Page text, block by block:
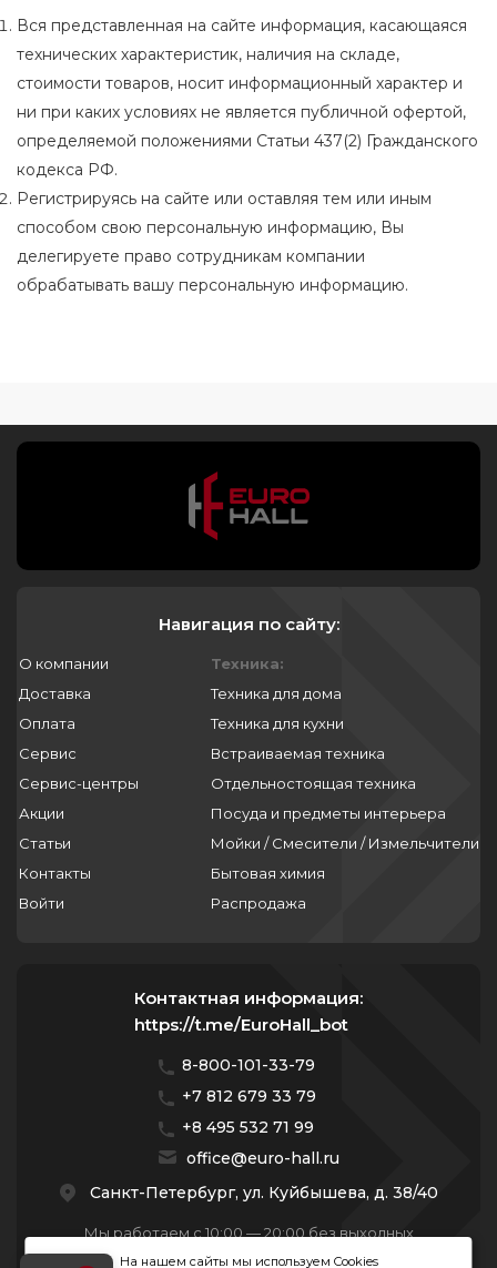
Вся представленная на сайте информация, касающаяся
технических характеристик, наличия на складе,
стоимости товаров, носит информационный характер и
ни при каких условиях не является публичной офертой,
определяемой положениями Статьи 437(2) Гражданского
кодекса РФ.
Регистрируясь на сайте или оставляя тем или иным
способом свою персональную информацию, Вы
делегируете право сотрудникам компании
обрабатывать вашу персональную информацию.
Навигация по сайту:
О компании
Доставка
Оплата
Сервис
Сервис-центры
Акции
Статьи
Контакты
Войти
Техника:
Техника для дома
Техника для кухни
Встраиваемая техника
Отдельностоящая техника
Посуда и предметы интерьера
Мойки / Смесители / Измельчители
Бытовая химия
Распродажа
Контактная информация:
https://t.me/EuroHall_bot
8-800-101-33-79
+7 812 679 33 79
+8 495 532 71 99
office@euro-hall.ru
Санкт-Петербург, ул. Куйбышева, д. 38/40
Мы работаем с 10:00 — 20:00 без выходных
На нашем сайты мы используем Cookies